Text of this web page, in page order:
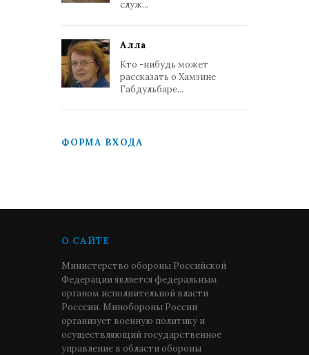
служ...
Алла
Кто -нибудь может
рассказать о Хамзине
Габдульбаре...
ФОРМА ВХОДА
О САЙТЕ
Министерство обороны Российской
Федерации является федеральным
органом исполнительной власти
Росссии. Минобороны России
организует военную политику и
осуществляющий государственное
управление в области обороны